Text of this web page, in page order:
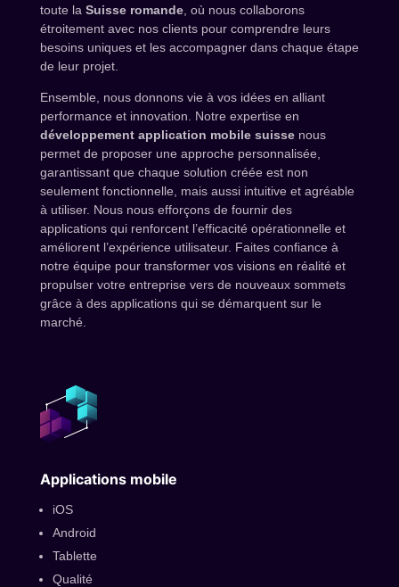
toute la Suisse romande, où nous collaborons
étroitement avec nos clients pour comprendre leurs
besoins uniques et les accompagner dans chaque étape
de leur projet.
Ensemble, nous donnons vie à vos idées en alliant
performance et innovation. Notre expertise en
développement application mobile suissenous
permet de proposer une approche personnalisée,
garantissant que chaque solution créée est non
seulement fonctionnelle, mais aussi intuitive et agréable
à utiliser. Nous nous efforçons de fournir des
applications qui renforcent l’efficacité opérationnelle et
améliorent l’expérience utilisateur. Faites confiance à
notre équipe pour transformer vos visions en réalité et
propulser votre entreprise vers de nouveaux sommets
grâce à des applications qui se démarquent sur le
marché.
Applications mobile
iOS
Android
Tablette
Qualité